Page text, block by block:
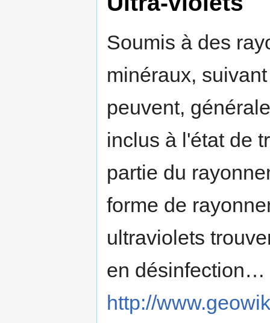
Soumis à des
minéraux,
peuvent,
inclus à l'état de
partie du
forme de
ultraviolets
en désinfection…
http://